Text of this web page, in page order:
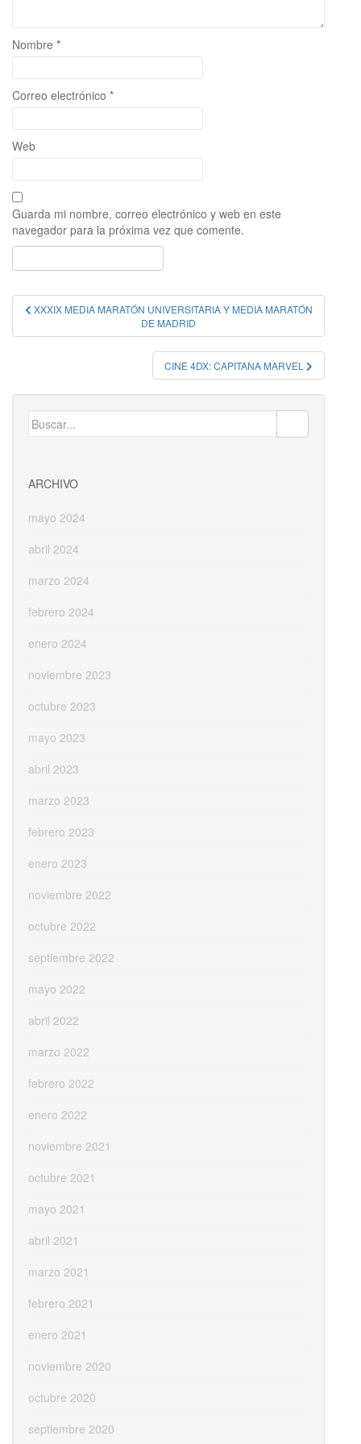
Nombre *
Correo electrónico *
Web
Guarda mi nombre, correo electrónico y web en este
navegador para la próxima vez que comente.
Navegación
de
XXXIX MEDIA MARATÓN UNIVERSITARIA Y MEDIA MARATÓN
DE MADRID
CINE 4DX: CAPITANA MARVEL
Buscar:
ARCHIVO
mayo 2024
abril 2024
marzo 2024
febrero 2024
enero 2024
noviembre 2023
octubre 2023
mayo 2023
abril 2023
marzo 2023
febrero 2023
enero 2023
noviembre 2022
octubre 2022
septiembre 2022
mayo 2022
abril 2022
marzo 2022
febrero 2022
enero 2022
noviembre 2021
octubre 2021
mayo 2021
abril 2021
marzo 2021
febrero 2021
enero 2021
noviembre 2020
octubre 2020
septiembre 2020